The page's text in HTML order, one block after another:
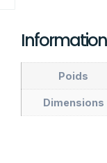
Poids
Dimensions